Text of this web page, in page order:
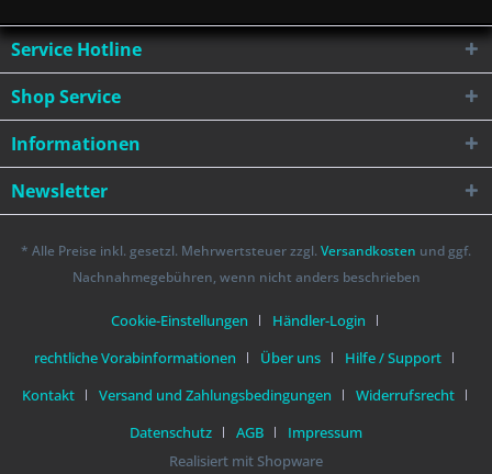
Service Hotline
Shop Service
Informationen
Newsletter
* Alle Preise inkl. gesetzl. Mehrwertsteuer zzgl. Versandkosten und ggf.
Nachnahmegebühren, wenn nicht anders beschrieben
Cookie-Einstellungen
Händler-Login
rechtliche Vorabinformationen
Über uns
Hilfe / Support
Kontakt
Versand und Zahlungsbedingungen
Widerrufsrecht
Datenschutz
AGB
Impressum
Realisiert mit Shopware